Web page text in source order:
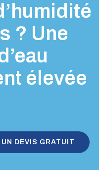
? Une
élevée
DEVIS GRATUIT